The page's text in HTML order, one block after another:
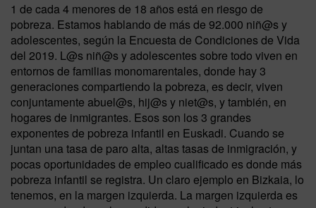
1 de cada 4 menores de 18 años está en riesgo de
pobreza. Estamos hablando de más de 92.000 niñ@s y
adolescentes, según la Encuesta de Condiciones de Vida
del 2019. L@s niñ@s y adolescentes sobre todo viven en
entornos de familias monomarentales, donde hay 3
generaciones compartiendo la pobreza, es decir, viven
conjuntamente abuel@s, hij@s y niet@s, y también, en
hogares de inmigrantes. Esos son los 3 grandes
exponentes de pobreza infantil en Euskadi. Cuando se
juntan una tasa de paro alta, altas tasas de inmigración, y
pocas oportunidades de empleo cualificado es donde más
pobreza infantil se registra. Un claro ejemplo en Bizkaia, lo
tenemos, en la margen izquierda. La margen izquierda es